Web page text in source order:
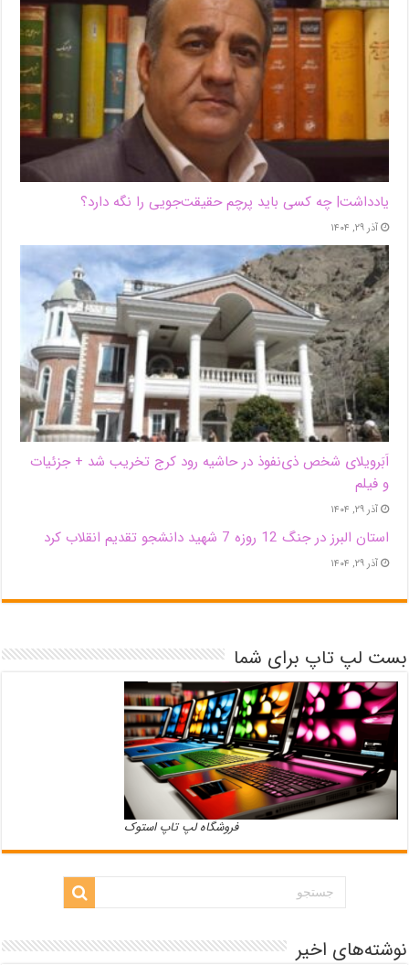
یادداشت| ‌چه کسی باید پرچم حقیقت‌جویی را نگه دارد؟
آذر ۲۹, ۱۴۰۴
اَبَر‌ویلای شخص ذی‌نفوذ در حاشیه‌ رود کرج تخریب شد + جزئیات
و فیلم
آذر ۲۹, ۱۴۰۴
استان البرز در جنگ 12 روزه 7 شهید دانشجو تقدیم انقلاب کرد
آذر ۲۹, ۱۴۰۴
بست لپ تاپ برای شما
فروشگاه لپ تاپ استوک
نوشته‌های اخیر